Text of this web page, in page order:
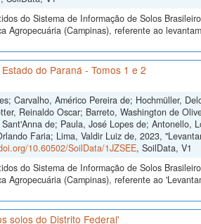
do Sistema de Informação de Solos
Agropecuária (Campinas), referente ao
do Paraná - Tomos 1 e 2
Carvalho, Américo Pereira de; Hochmüller,
Reinaldo Oscar; Barreto, Washington de
de; Paula, José Lopes de; Antonello,
Faria; Lima, Valdir Luiz de, 2023,
10.60502/SoilData/1JZSEE, SoilData, V1
do Sistema de Informação de Solos
Agropecuária (Campinas), referente ao
solos do Distrito Federal'